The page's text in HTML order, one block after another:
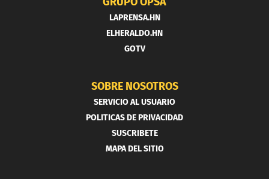
LAPRENSA.HN
ELHERALDO.HN
GOTV
SOBRE NOSOTROS
SERVICIO AL USUARIO
POLITICAS DE PRIVACIDAD
SUSCRIBETE
MAPA DEL SITIO